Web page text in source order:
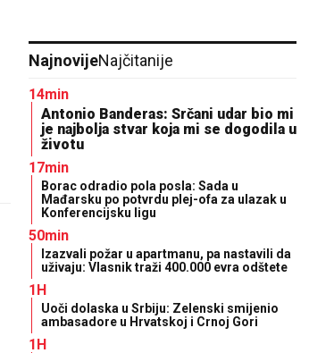
NajnovijeNajčitanije
14min
Antonio Banderas: Srčani udar bio mi
je najbolja stvar koja mi se dogodila u
životu
17min
Borac odradio pola posla: Sada u
Mađarsku po potvrdu plej-ofa za ulazak u
Konferencijsku ligu
50min
Izazvali požar u apartmanu, pa nastavili da
uživaju: Vlasnik traži 400.000 evra odštete
1H
Uoči dolaska u Srbiju: Zelenski smijenio
ambasadore u Hrvatskoj i Crnoj Gori
1H